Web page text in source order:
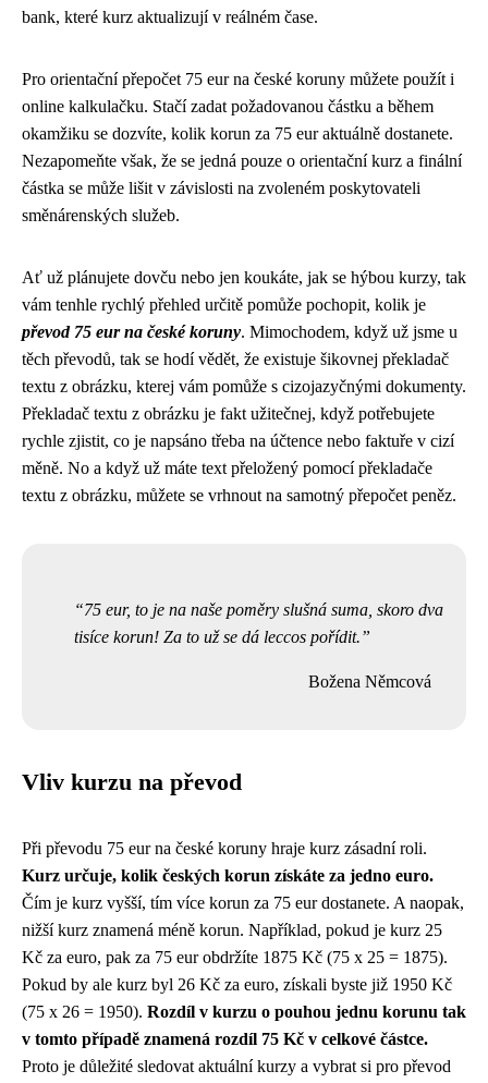
bank, které kurz aktualizují v reálném čase.
Pro orientační přepočet 75 eur na české koruny můžete použít i
online kalkulačku. Stačí zadat požadovanou částku a během
okamžiku se dozvíte, kolik korun za 75 eur aktuálně dostanete.
Nezapomeňte však, že se jedná pouze o orientační kurz a finální
částka se může lišit v závislosti na zvoleném poskytovateli
směnárenských služeb.
Ať už plánujete dovču nebo jen koukáte, jak se hýbou kurzy, tak
vám tenhle rychlý přehled určitě pomůže pochopit, kolik je
převod 75 eur na české koruny. Mimochodem, když už jsme u
těch převodů, tak se hodí vědět, že existuje šikovnej překladač
textu z obrázku, kterej vám pomůže s cizojazyčnými dokumenty.
Překladač textu z obrázku je fakt užitečnej, když potřebujete
rychle zjistit, co je napsáno třeba na účtence nebo faktuře v cizí
měně. No a když už máte text přeložený pomocí překladače
textu z obrázku, můžete se vrhnout na samotný přepočet peněz.
75 eur, to je na naše poměry slušná suma, skoro dva
tisíce korun! Za to už se dá leccos pořídit.
Božena Němcová
Vliv kurzu na převod
Při převodu 75 eur na české koruny hraje kurz zásadní roli.
Kurz určuje, kolik českých korun získáte za jedno euro.
Čím je kurz vyšší, tím více korun za 75 eur dostanete. A naopak,
nižší kurz znamená méně korun. Například, pokud je kurz 25
Kč za euro, pak za 75 eur obdržíte 1875 Kč (75 x 25 = 1875).
Pokud by ale kurz byl 26 Kč za euro, získali byste již 1950 Kč
(75 x 26 = 1950). Rozdíl v kurzu o pouhou jednu korunu tak
v tomto případě znamená rozdíl 75 Kč v celkové částce.
Proto je důležité sledovat aktuální kurzy a vybrat si pro převod